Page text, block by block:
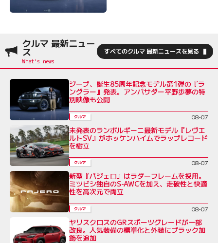
クルマ 最新ニュー
ス すべてのクルマ 最新ニュースを見る
ジープ、誕生85周年記念モデル第1弾の『ラ
ングラー』発表。アンバサダー平野歩夢の特
別映像も公開
クルマ 08-07
未発表のランボルギーニ最新モデル『レヴエ
ルトSV』がホッケンハイムでラップレコード
を樹立
クルマ 08-07
新型『パジェロ』はラダーフレームを採用。
ミツビシ独自のS-AWCを加え、走破性と快適
性を高次元で両立
クルマ 08-07
ヤリスクロスのGRスポーツグレードが一部
改良。人気装備の標準化と外装にブラック加
飾を追加